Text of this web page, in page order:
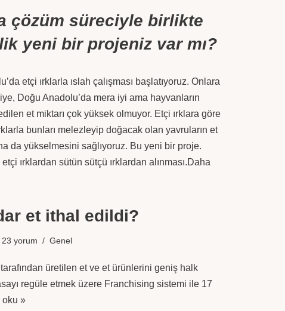
çözüm süreciyle birlikte
yeni bir projeniz var mı?
etçi ırklarla ıslah çalışması başlatıyoruz. Onlara
Doğu Anadolu’da mera iyi ama hayvanların
et miktarı çok yüksek olmuyor. Etçi ırklara göre
bunları melezleyip doğacak olan yavruların et
da yükselmesini sağlıyoruz. Bu yeni bir proje.
ırklardan sütün sütçü ırklardan alınması.Daha
et ithal edildi?
23 yorum Genel
üretilen et ve et ürünlerini geniş halk
regüle etmek üzere Franchising sistemi ile 17
oku »